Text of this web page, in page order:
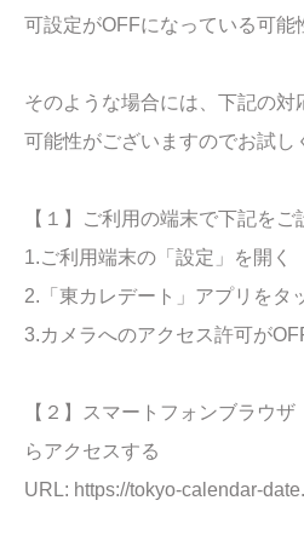
可設定がOFFになっている可能
そのような場合には、下記の対
可能性がございますのでお試し
【１】ご利用の端末で下記をご
1.ご利用端末の「設定」を開く
2.「東カレデート」アプリをタ
3.カメラへのアクセス許可が
【２】スマートフォンブラウ
らアクセスする
URL: https://tokyo-calendar-